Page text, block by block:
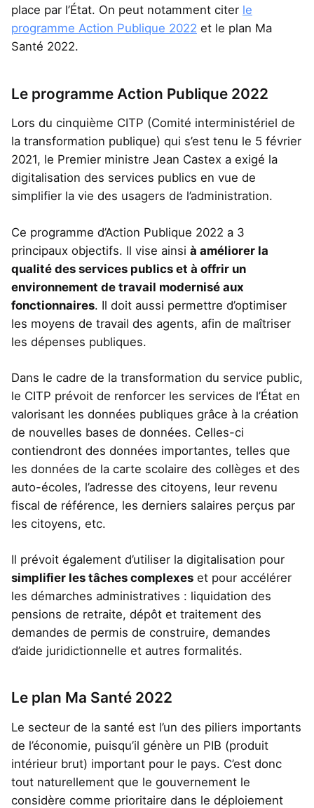
place par l’État. On peut notamment citer le
programme Action Publique 2022 et le plan Ma
Santé 2022.
Le programme Action Publique 2022
Lors du cinquième CITP (Comité interministériel de
la transformation publique) qui s’est tenu le 5 février
2021, le Premier ministre Jean Castex a exigé la
digitalisation des services publics en vue de
simplifier la vie des usagers de l’administration.
Ce programme d’Action Publique 2022 a 3
principaux objectifs. Il vise ainsi à améliorer la
qualité des services publics et à offrir un
environnement de travail modernisé aux
fonctionnaires. Il doit aussi permettre d’optimiser
les moyens de travail des agents, afin de maîtriser
les dépenses publiques.
Dans le cadre de la transformation du service public,
le CITP prévoit de renforcer les services de l’État en
valorisant les données publiques grâce à la création
de nouvelles bases de données. Celles-ci
contiendront des données importantes, telles que
les données de la carte scolaire des collèges et des
auto-écoles, l’adresse des citoyens, leur revenu
fiscal de référence, les derniers salaires perçus par
les citoyens, etc.
Il prévoit également d’utiliser la digitalisation pour
simplifier les tâches complexes et pour accélérer
les démarches administratives : liquidation des
pensions de retraite, dépôt et traitement des
demandes de permis de construire, demandes
d’aide juridictionnelle et autres formalités.
Le plan Ma Santé 2022
Le secteur de la santé est l’un des piliers importants
de l’économie, puisqu’il génère un PIB (produit
intérieur brut) important pour le pays. C’est donc
tout naturellement que le gouvernement le
considère comme prioritaire dans le déploiement